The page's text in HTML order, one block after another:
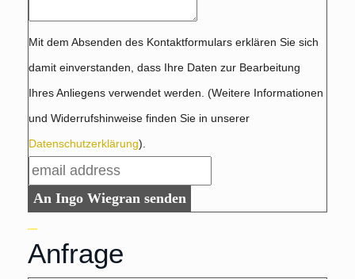
Mit dem Absenden des Kontaktformulars erklären Sie sich
damit einverstanden, dass Ihre Daten zur Bearbeitung
Ihres Anliegens verwendet werden. (Weitere Informationen
und Widerrufshinweise finden Sie in unserer
Datenschutzerklärung).
An Ingo Wiegran senden
Anfrage